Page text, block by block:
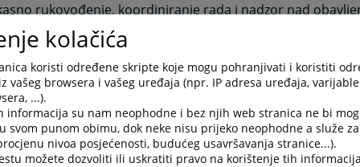
rukovođenje, koordiniranje rada i nadzor nad
odgovornost za obavljenje poslova,
i proučavanje sudske prakse,
savremenih metoda rada i obezbjeđenje strankama
način ostvare svoja prava i pravne interese koja im po
principa javnosti u skladu sa zakonom
saradnje sa drugim subjektima u cilju
i usavršavanja radnika
kolačića
koristi određene skripte koje mogu pohranjivati i koristiti
vašeg browsera i vašeg uređaja (npr. IP adresa uređaja,
...).
informacija su nam neophodne i bez njih web stranica ne bi
svom punom obimu, dok neke nisu prijeko neophodne a služe
nivoa posjećenosti, budućeg usavršavanja stranice...).
možete dozvoliti ili uskratiti pravo na korištenje tih